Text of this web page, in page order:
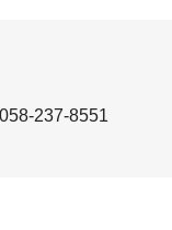
237-8551